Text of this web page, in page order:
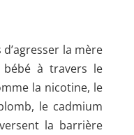
la mère
à travers le
la nicotine, le
le cadmium
la barrière